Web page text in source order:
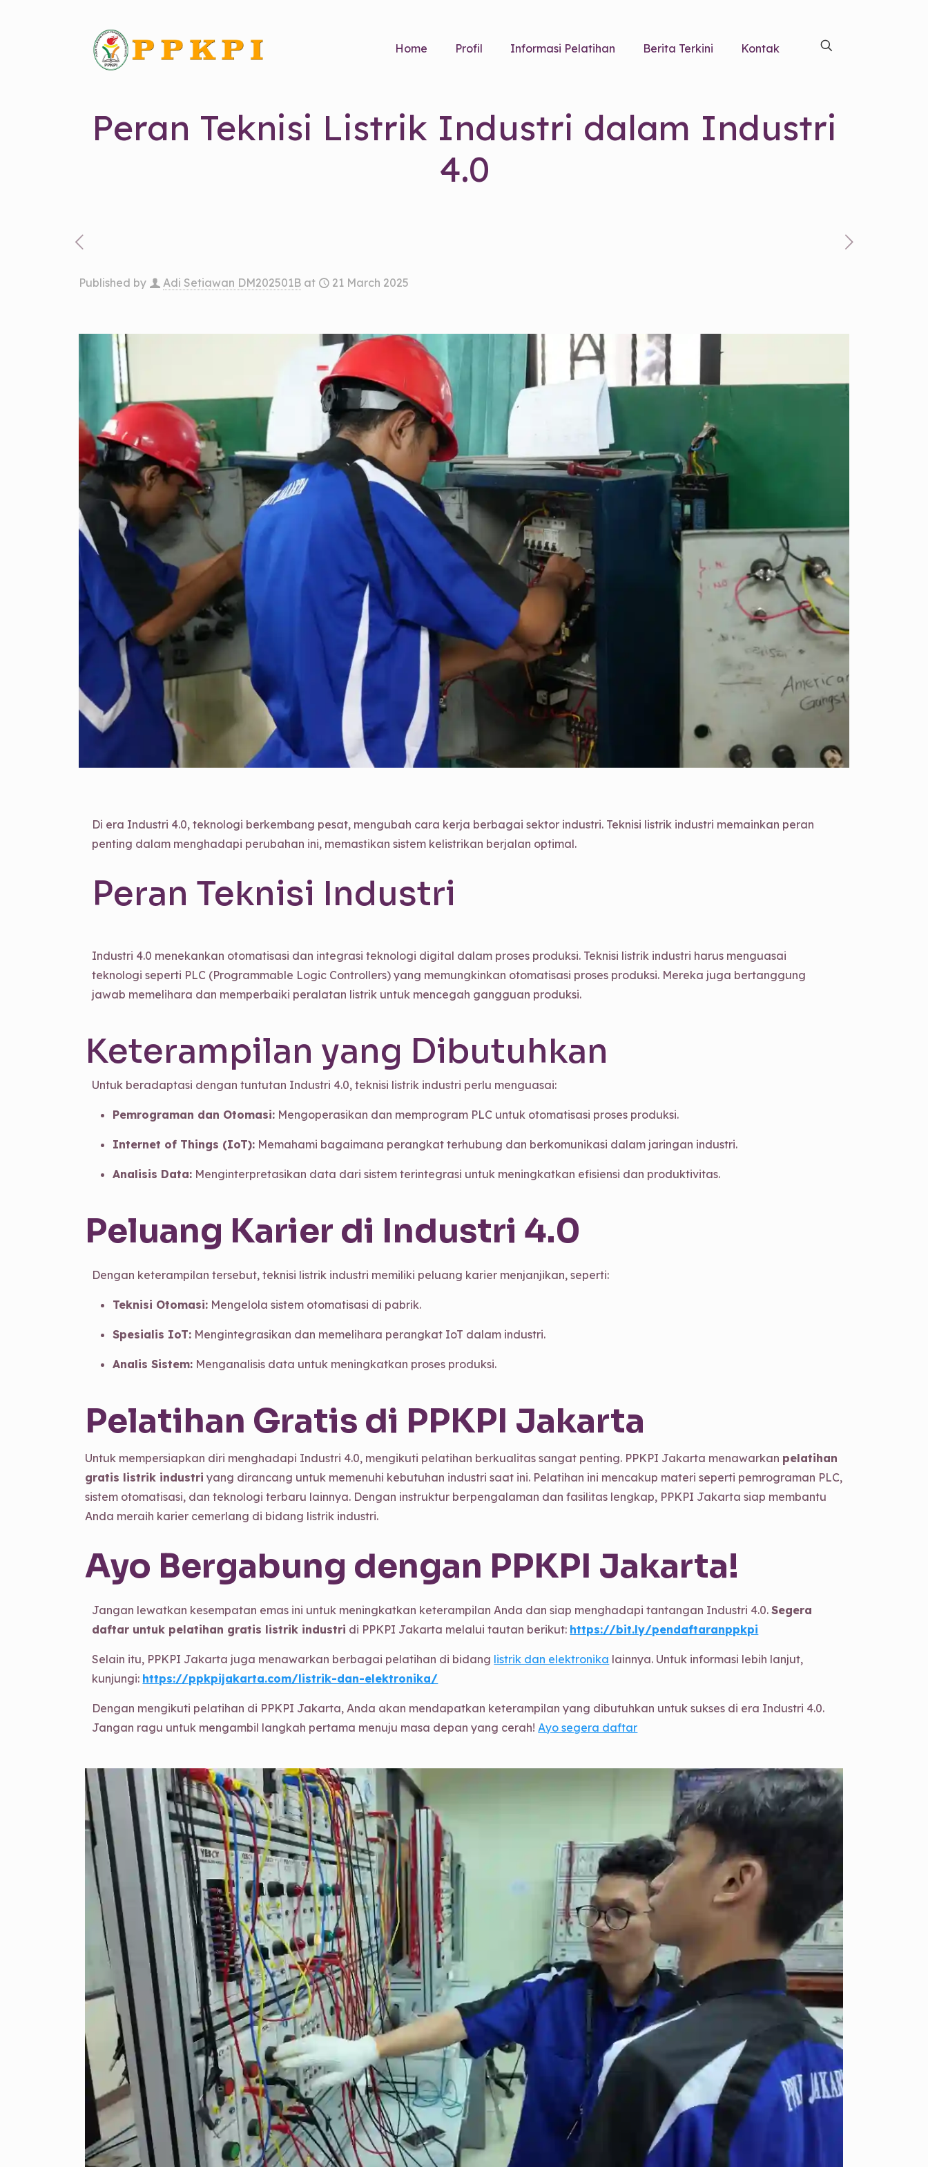
Home Profil Informasi Pelatihan Berita Terkini Kontak
Peran Teknisi Listrik Industri dalam Industri
4.0
Published by Adi Setiawan DM202501B at 21 March 2025
Di era Industri 4.0, teknologi berkembang pesat, mengubah cara kerja berbagai sektor industri. Teknisi listrik industri memainkan peran
penting dalam menghadapi perubahan ini, memastikan sistem kelistrikan berjalan optimal.
Peran Teknisi Industri
Industri 4.0 menekankan otomatisasi dan integrasi teknologi digital dalam proses produksi. Teknisi listrik industri harus menguasai
teknologi seperti PLC (Programmable Logic Controllers) yang memungkinkan otomatisasi proses produksi. Mereka juga bertanggung
jawab memelihara dan memperbaiki peralatan listrik untuk mencegah gangguan produksi.
Keterampilan yang Dibutuhkan
Untuk beradaptasi dengan tuntutan Industri 4.0, teknisi listrik industri perlu menguasai:
Pemrograman dan Otomasi: Mengoperasikan dan memprogram PLC untuk otomatisasi proses produksi.
Internet of Things (IoT): Memahami bagaimana perangkat terhubung dan berkomunikasi dalam jaringan industri.
Analisis Data: Menginterpretasikan data dari sistem terintegrasi untuk meningkatkan efisiensi dan produktivitas.
Peluang Karier di Industri 4.0
Dengan keterampilan tersebut, teknisi listrik industri memiliki peluang karier menjanjikan, seperti:
Teknisi Otomasi: Mengelola sistem otomatisasi di pabrik.
Spesialis IoT: Mengintegrasikan dan memelihara perangkat IoT dalam industri.
Analis Sistem: Menganalisis data untuk meningkatkan proses produksi.
Pelatihan Gratis di PPKPI Jakarta
Untuk mempersiapkan diri menghadapi Industri 4.0, mengikuti pelatihan berkualitas sangat penting. PPKPI Jakarta menawarkan pelatihan
gratis listrik industri yang dirancang untuk memenuhi kebutuhan industri saat ini. Pelatihan ini mencakup materi seperti pemrograman PLC,
sistem otomatisasi, dan teknologi terbaru lainnya. Dengan instruktur berpengalaman dan fasilitas lengkap, PPKPI Jakarta siap membantu
Anda meraih karier cemerlang di bidang listrik industri.
Ayo Bergabung dengan PPKPI Jakarta!
Jangan lewatkan kesempatan emas ini untuk meningkatkan keterampilan Anda dan siap menghadapi tantangan Industri 4.0.Segera
daftar untuk pelatihan gratis listrik industri di PPKPI Jakarta melalui tautan berikut: https://bit.ly/pendaftaranppkpi
Selain itu, PPKPI Jakarta juga menawarkan berbagai pelatihan di bidang listrik dan elektronika lainnya. Untuk informasi lebih lanjut,
kunjungi: https://ppkpijakarta.com/listrik-dan-elektronika/
Dengan mengikuti pelatihan di PPKPI Jakarta, Anda akan mendapatkan keterampilan yang dibutuhkan untuk sukses di era Industri 4.0.
Jangan ragu untuk mengambil langkah pertama menuju masa depan yang cerah!Ayo segera daftar